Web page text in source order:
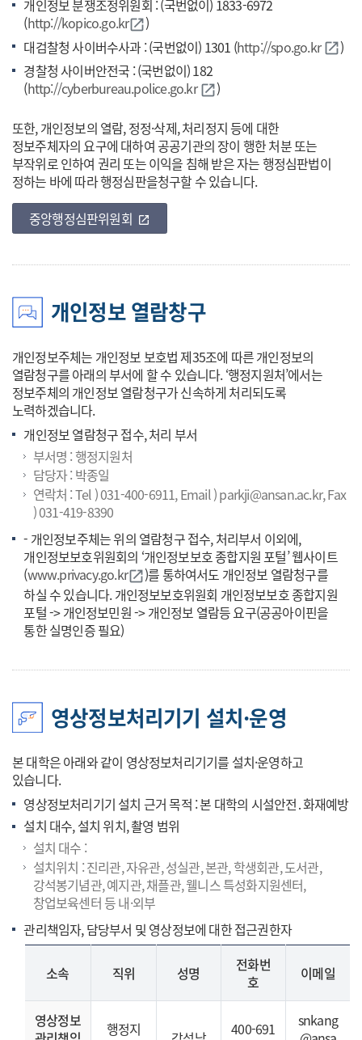
개인정보 분쟁조정위원회 : (국번없이) 1833-6972
(http://kopico.go.kr바로가기
open_in_new)
대검찰청 사이버수사과 : (국번없이) 1301 (http://spo.go.kr바로가
open_in_new)
경찰청 사이버안전국 : (국번없이) 182
(http://cyberbureau.police.go.kr바로가기
open_in_new)
또한, 개인정보의 열람, 정정·삭제, 처리정지 등에 대한
정보주체자의 요구에 대하여 공공기관의 장이 행한 처분 또는
부작위로 인하여 권리 또는 이익을 침해 받은 자는 행정심판법이
정하는 바에 따라 행정심판을청구할 수 있습니다.
중앙행정심판위원회 바로가기
open_in_new
개인정보 열람창구
개인정보주체는 개인정보 보호법 제35조에 따른 개인정보의
열람청구를 아래의 부서에 할 수 있습니다. ‘행정지원처’에서는
정보주체의 개인정보 열람청구가 신속하게 처리되도록
노력하겠습니다.
개인정보 열람청구 접수, 처리 부서
부서명 : 행정지원처
담당자 : 박종일
연락처 : Tel ) 031-400-6911, Email ) parkji@ansan.ac.kr, Fax
) 031-419-8390
- 개인정보주체는 위의 열람청구 접수, 처리부서 이외에,
개인정보보호위원회의 ‘개인정보보호 종합지원 포털’ 웹사이트
(www.privacy.go.kr바로가기
open_in_new)를 통하여서도 개인정보 열람청구를
하실 수 있습니다. 개인정보보호위원회 개인정보보호 종합지원
포털 -> 개인정보민원 -> 개인정보 열람등 요구(공공아이핀을
통한 실명인증 필요)
영상정보처리기기 설치·운영
본 대학은 아래와 같이 영상정보처리기기를 설치·운영하고
있습니다.
영상정보처리기기 설치 근거 목적 : 본 대학의 시설안전․화재예방
설치 대수, 설치 위치, 촬영 범위
설치 대수 :
설치위치 : 진리관, 자유관, 성실관, 본관, 학생회관, 도서관,
강석봉기념관, 예지관, 채플관, 웰니스 특성화지원센터,
창업보육센터 등 내·외부
관리책임자, 담당부서 및 영상정보에 대한 접근권한자
소속 직위 성명
전화번
호
이메일
영상정보
행정지
400-691
snkang